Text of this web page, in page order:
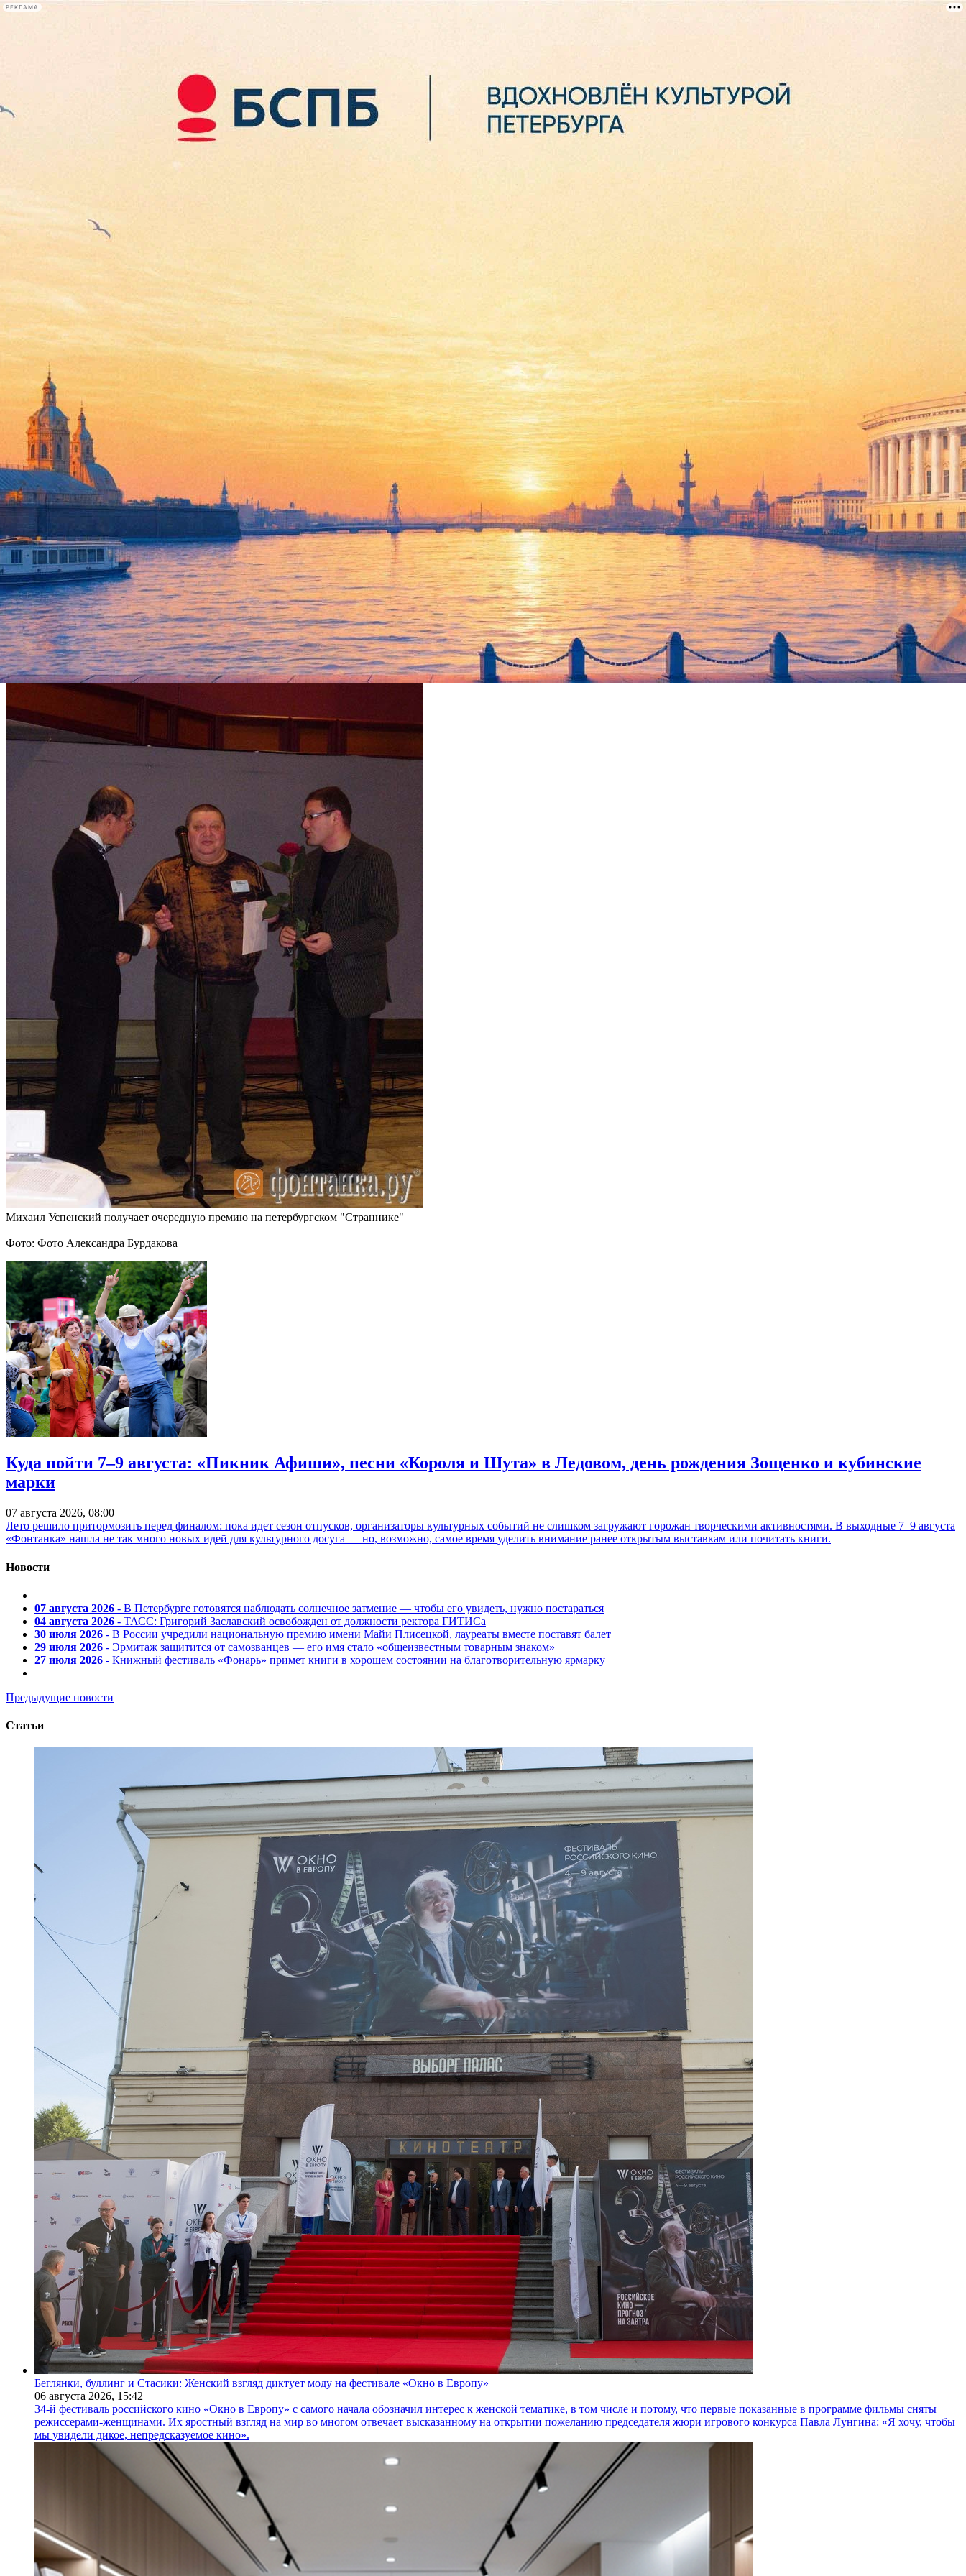
РЕКЛАМА
лекции
книги
В Красноярске скончался писатель-фантаст Михаил Успенский
13 декабря 2014,
В субботу, 13 декабря, в Красноярске скончался писатель-фантаст Михаил Успенский.
Об этом сообщают " Красноярские новости".
Писателя многое связывало с Петербургом – он является обладетелем премии Бориса Стругацкого (в 1993 г. за повесть "Чугунный всадник"), постоянным участником петербургского
конгресса фантастов "Странник", много раз получал различные премии от "Странника" (за "Дорогой товарищ король", "Там, где нас нет" и другие книги).
Постоянным соавтором Михаила Успенского был петербургский писатель Андрей Лазарчук ("Посмотри в глаза чудовищ" и другие книги).
Как сообщают красноярские СМИ, вдова писателя Нелли Раткевич рассказала, что Успенский "просто не проснулся утром". "Красноярские новости" отмечают, что в последние годы писатель
сильно болел. Врачи диагностировали у него множество сердечно-сосудистых заболеваний: тахикардия, сердечная недостаточность, высокое давление. Михаила Успенского мучила депрессия.
Нелли Раткевич уверена, что если бы не было депрессии, он бы еще пожил: "В последние годы муж перестал писать, потому что было не для кого...".
Михаил Успенский получает очередную премию на петербургском "Страннике"
Фото: Фото Александра Бурдакова
Куда пойти 7–9 августа: «Пикник Афиши», песни «Короля и Шута» в Ледовом, день рождения Зощенко и кубинские
марки
07 августа 2026, 08:00
Лето решило притормозить перед финалом: пока идет сезон отпусков, организаторы культурных событий не слишком загружают горожан творческими активностями. В выходные 7–9 августа
«Фонтанка» нашла не так много новых идей для культурного досуга — но, возможно, самое время уделить внимание ранее открытым выставкам или почитать книги.
Новости
07 августа 2026 - В Петербурге готовятся наблюдать солнечное затмение — чтобы его увидеть, нужно постараться
04 августа 2026 - ТАСС: Григорий Заславский освобожден от должности ректора ГИТИСа
30 июля 2026 - В России учредили национальную премию имени Майи Плисецкой, лауреаты вместе поставят балет
29 июля 2026 - Эрмитаж защитится от самозванцев — его имя стало «общеизвестным товарным знаком»
27 июля 2026 - Книжный фестиваль «Фонарь» примет книги в хорошем состоянии на благотворительную ярмарку
Предыдущие новости
Статьи
Беглянки, буллинг и Стасики: Женский взгляд диктует моду на фестивале «Окно в Европу»
06 августа 2026, 15:42
34-й фестиваль российского кино «Окно в Европу» с самого начала обозначил интерес к женской тематике, в том числе и потому, что первые показанные в программе фильмы сняты
режиссерами-женщинами. Их яростный взгляд на мир во многом отвечает высказанному на открытии пожеланию председателя жюри игрового конкурса Павла Лунгина: «Я хочу, чтобы
мы увидели дикое, непредсказуемое кино».